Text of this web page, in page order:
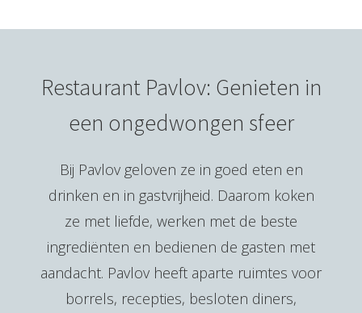
Restaurant Pavlov: Genieten in
een ongedwongen sfeer
Bij Pavlov geloven ze in goed eten en
drinken en in gastvrijheid. Daarom koken
ze met liefde, werken met de beste
ingrediënten en bedienen de gasten met
aandacht. Pavlov heeft aparte ruimtes voor
borrels, recepties, besloten diners,